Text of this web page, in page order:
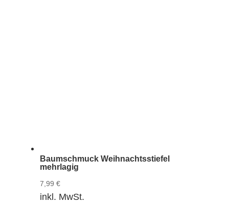
Baumschmuck Weihnachtsstiefel
mehrlagig
7,99 €
inkl. MwSt.